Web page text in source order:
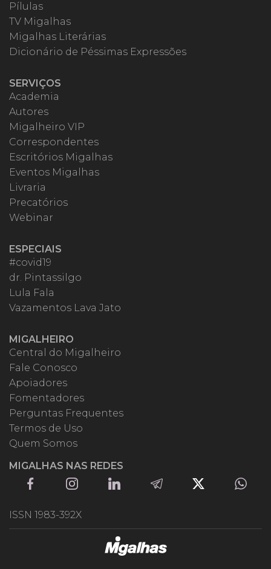
Pílulas
TV Migalhas
Migalhas Literárias
Dicionário de Péssimas Expressões
SERVIÇOS
Academia
Autores
Migalheiro VIP
Correspondentes
Escritórios Migalhas
Eventos Migalhas
Livraria
Precatórios
Webinar
ESPECIAIS
#covid19
dr. Pintassilgo
Lula Fala
Vazamentos Lava Jato
MIGALHEIRO
Central do Migalheiro
Fale Conosco
Apoiadores
Fomentadores
Perguntas Frequentes
Termos de Uso
Quem Somos
MIGALHAS NAS REDES
ISSN 1983-392X